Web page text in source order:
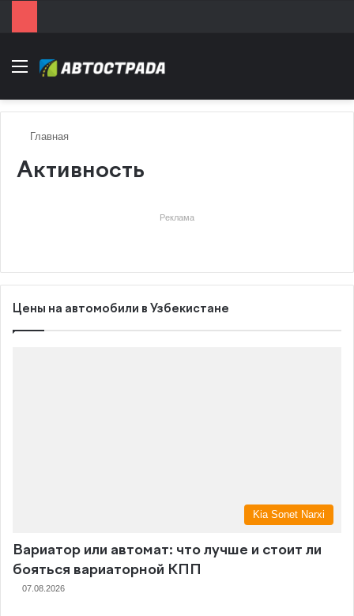
Menu
Главная
Активность
Реклама
Цены на автомобили в Узбекистане
Kia Sonet Narxi
Вариатор или автомат: что лучше и стоит ли
бояться вариаторной КПП
07.08.2026